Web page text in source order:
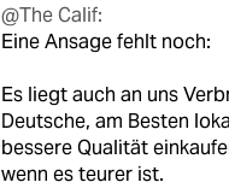
@The Calif:
Eine Ansage fehlt noch:
Es liegt auch an uns
Deutsche, am Besten
bessere Qualität
wenn es teurer ist.